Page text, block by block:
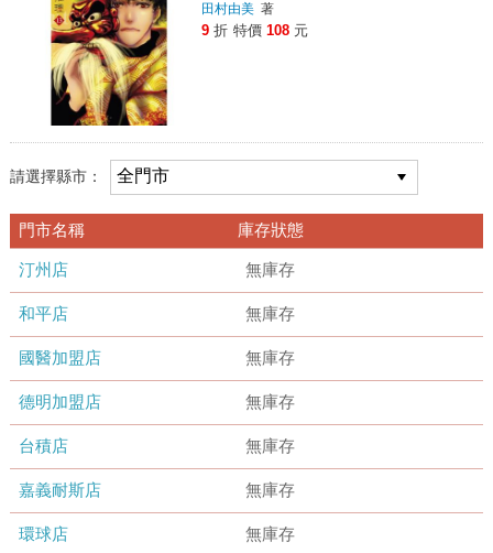
田村由美 著
9 折 特價 108 元
請選擇縣市：
門市名稱 庫存狀態
汀州店 無庫存
和平店 無庫存
國醫加盟店 無庫存
德明加盟店 無庫存
台積店 無庫存
嘉義耐斯店 無庫存
環球店 無庫存